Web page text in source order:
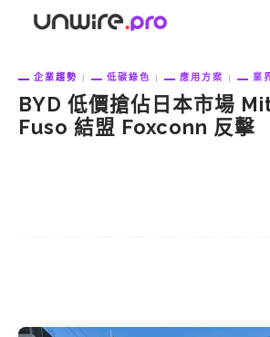
企業趨勢 低碳綠色 應用方案 業
BYD 低價搶佔日本市場
Fuso 結盟 Foxconn 反擊